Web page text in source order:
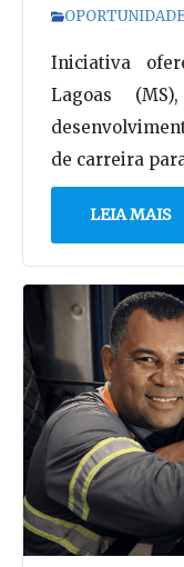
Iniciativa
Lagoas
de carreira
LEIA MAIS